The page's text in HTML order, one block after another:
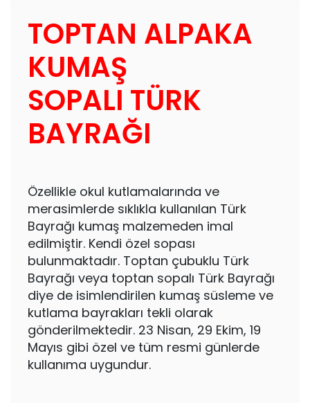
TOPTAN ALPAKA
KUMAŞ
SOPALI TÜRK
BAYRAĞI
Özellikle okul kutlamalarında ve
merasimlerde sıklıkla kullanılan Türk
Bayrağı kumaş malzemeden imal
edilmiştir. Kendi özel sopası
bulunmaktadır. Toptan çubuklu Türk
Bayrağı veya toptan sopalı Türk Bayrağı
diye de isimlendirilen kumaş süsleme ve
kutlama bayrakları tekli olarak
gönderilmektedir. 23 Nisan, 29 Ekim, 19
Mayıs gibi özel ve tüm resmi günlerde
kullanıma uygundur.